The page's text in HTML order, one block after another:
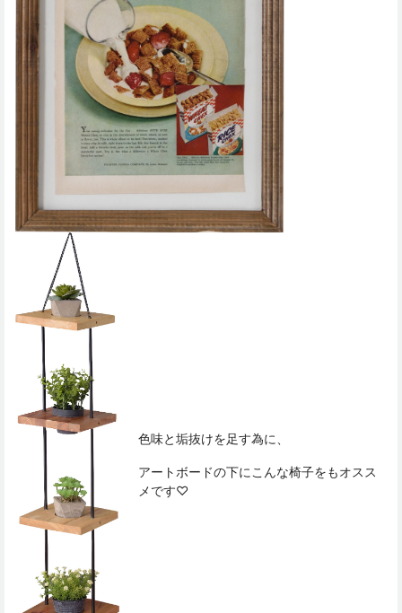
色味と垢抜けを足す為に、
アートボードの下にこんな椅子をもオスス
メです♡